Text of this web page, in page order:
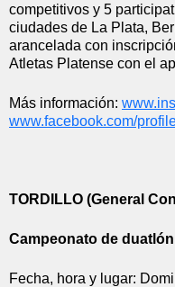
competitivos y 5
ciudades de La Plata,
arancelada con
Atletas Platense con el
Más información:
www.facebook.com/
TORDILLO (General
Campeonato de
Fecha, hora y lugar: